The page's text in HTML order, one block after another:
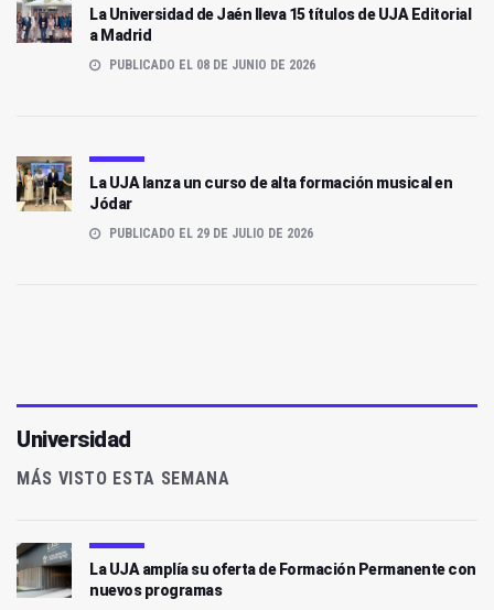
La Universidad de Jaén lleva 15 títulos de UJA Editorial
a Madrid
PUBLICADO EL 08 DE JUNIO DE 2026
La UJA lanza un curso de alta formación musical en
Jódar
PUBLICADO EL 29 DE JULIO DE 2026
Universidad
MÁS VISTO ESTA SEMANA
La UJA amplía su oferta de Formación Permanente con
nuevos programas